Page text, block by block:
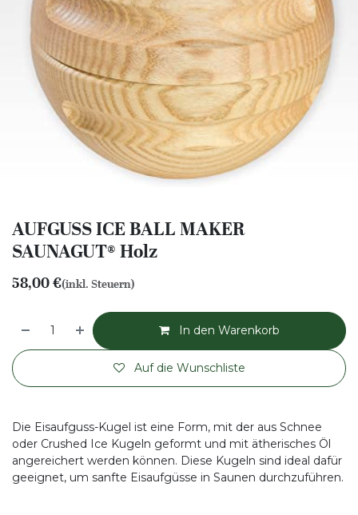
AUFGUSS ICE BALL MAKER
SAUNAGUT® Holz
58,00€(inkl. Steuern)
In den Warenkorb
Auf die Wunschliste
Die Eisaufguss-Kugel ist eine Form, mit der aus Schnee
oder Crushed Ice Kugeln geformt und mit ätherisches Öl
angereichert werden können. Diese Kugeln sind ideal dafür
geeignet, um sanfte Eisaufgüsse in Saunen durchzuführen.